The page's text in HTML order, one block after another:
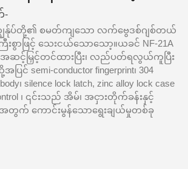
-
ကျွန်ုပ်တို့၏ စမတ်ကျသော လက်ဗွေဒစ်ဂျစ်တယ်
စွာဖြင့် သေးငယ်သောသော့။ယခင် NF-21A
အဆင့်မြှင့်တင်ထားပြီး၊ လည်ပတ်ရလွယ်ကူပြီး
ပြင် semi-conductor fingerprint၊ 304
၊ silence lock latch, zinc alloy lock case
၊ ၎င်းသည် အိမ်၊ အငှားတိုက်ခန်းနှင့်
ားအတွက် ကောင်းမွန်သောရွေးချယ်မှုတစ်ခု